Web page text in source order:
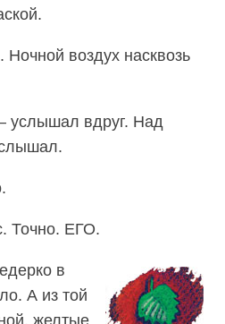
воздух насквозь
вдруг. Над
Точно. ЕГО.
в
А из той
желтые